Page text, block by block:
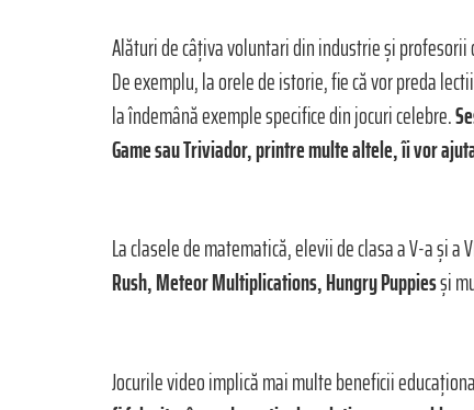
Alături de câțiva voluntari din industrie și
De exemplu, la orele de istorie, fie că vor preda
la îndemână exemple specifice din jocuri celebre.
Game sau Triviador, printre multe altele, îi vor
La clasele de matematică, elevii de clasa a V-a și
Rush, Meteor Multiplications, HungryPuppiesși
Jocurile video implică mai multe beneficii